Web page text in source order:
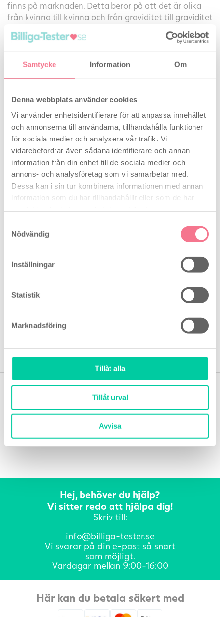
Samtycke Information Om
Denna webbplats använder cookies
Vi använder enhetsidentifierare för att anpassa innehållet
och annonserna till användarna, tillhandahålla funktioner
för sociala medier och analysera vår trafik. Vi
vidarebefordrar även sådana identifierare och annan
information från din enhet till de sociala medier och
annons- och analysföretag som vi samarbetar med.
Dessa kan i sin tur kombinera informationen med annan
information som du har tillhandahållit eller som de har
Nödvändig
Inställningar
Statistik
Marknadsföring
Tillåt alla
Tillåt urval
Avvisa
finns på marknaden. Detta beror på att det är olika
från kvinna till kvinna och från graviditet till graviditet
blivit gravid.
Babyplan Tidigt Graviditetstest är naturligtvis CE-
Med testen medföljer en tydlig och lättläst svensk
bruksanvisning.
Lång hållbarhet – normalt 1-2 år, eller längre.
Kontakta gärna kundservice om du vill veta
innevarande utgångsdatum.
Leverans vid minusgrader– Testen tåler frost i en
period av minst 3 veckor utan att ta skada.Läs mer
om leverans av tester vid minusgrader här.
Tidligt Graviditetstest stav
Se vårt stora utbud av graviditetstester här →
Hej, behöver du hjälp?
Vi sitter redo att hjälpa dig!
Skriv till:
info@billiga-tester.se
Vi svarar på din e-post så snart
som möjligt.
Vardagar mellan 9:00-16:00
Här kan du betala säkert med